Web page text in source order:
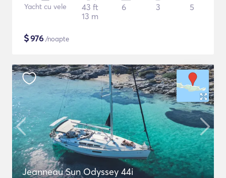
Yacht cu vele
43 ft
13 m
6 3 5
$976 /noapte
Jeanneau Sun Odyssey 44i